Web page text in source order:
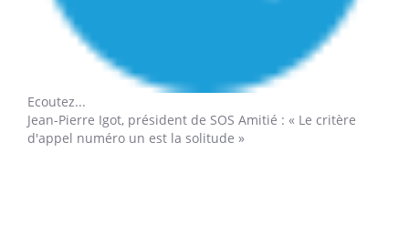
Ecoutez...
Jean-Pierre Igot, président de SOS Amitié : « Le critère
d'appel numéro un est la solitude »